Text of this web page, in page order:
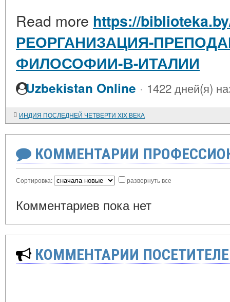
Read more https://
РЕОРГАНИЗАЦИЯ-
ФИЛОСОФИИ-В-ИТАЛИИ
Uzbekistan Online · 1422 дней(я)
ИНДИЯ ПОСЛЕДНЕЙ ЧЕТВЕРТИ XIX ВЕКА
КОММЕНТАРИИ
Сортировка: развернуть все
Комментариев пока нет
КОММЕНТАРИИ